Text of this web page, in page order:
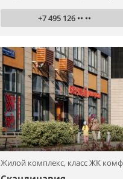
+7 495 126 •• ••
Жилой комплекс, класс ЖК